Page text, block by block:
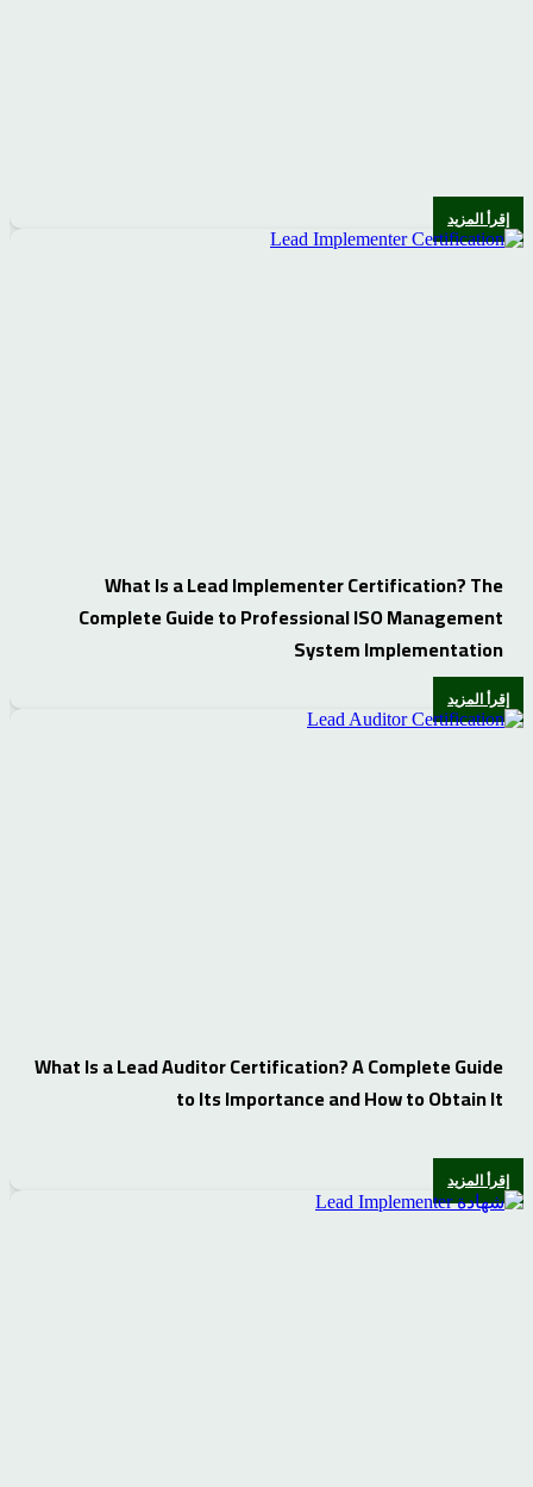
إقرأ المزيد
What Is a Lead Implementer Certification? The
Complete Guide to Professional ISO Management
System Implementation
إقرأ المزيد
What Is a Lead Auditor Certification? A Complete Guide
to Its Importance and How to Obtain It
إقرأ المزيد